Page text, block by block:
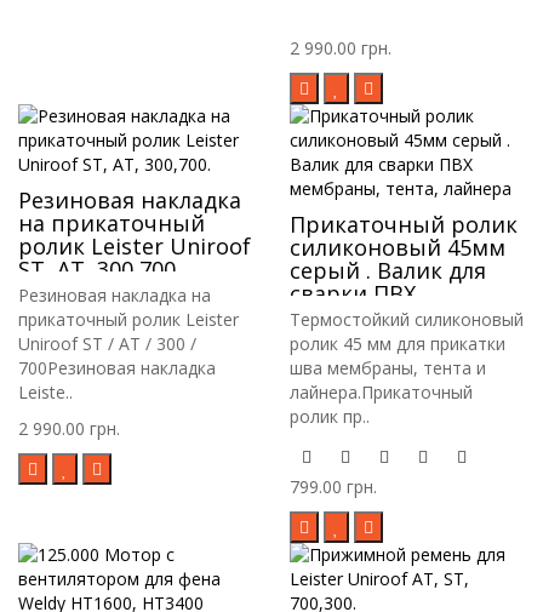
2 990.00 грн.
Резиновая накладка
на прикаточный
ролик Leister Uniroof
ST, AT, 300,700.
Резиновая накладка на
прикаточный ролик Leister
Uniroof ST / AT / 300 /
700Резиновая накладка
Leiste..
2 990.00 грн.
Прикаточный ролик
силиконовый 45мм
серый . Валик для
сварки ПВХ
мембраны, тента,
лайнера
Термостойкий силиконовый
ролик 45 мм для прикатки
шва мембраны, тента и
лайнера.Прикаточный
ролик пр..
799.00 грн.